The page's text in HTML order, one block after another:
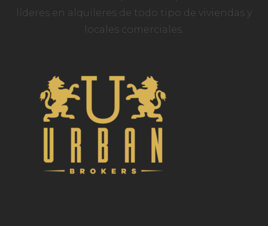
líderes en alquileres de todo tipo de viviendas y
locales comerciales.